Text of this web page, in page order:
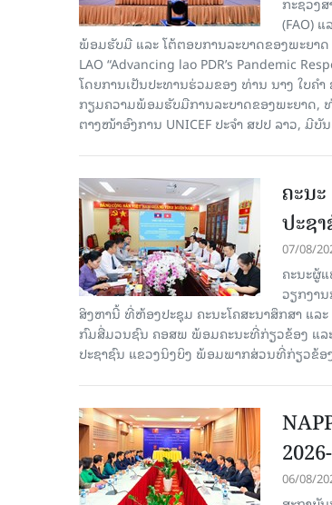
(FAO)
ພ້ອມຮັບມື ແລະ ໂຕ້ຕອບການລະບາດຂອງພະຍາ
LAO “Advancing lao PDR’s Pandemic
ໂດຍການເປັນປະທານຮ່ວມຂອງ ທ່ານ ນາງ ໃບ
ກຽມຄວາມພ້ອມຮັບມືການລະບາດຂອງພະຍາດ,
ຕາງໜ້າອົງການ UNICEF ປະຈໍາ ສປປ ລາວ,
ຄະນ
ປະຊ
07/08/
ຄະນະຜູ້
ວຽກງາ
ສິງຫານີ້ ທີ່ຫ້ອງປະຊຸມ ຄະນະໂຄສະນາສຶກສາ ແ
ກົມສື່ມວນຊົນ ຄອສພ ພ້ອມຄະນະທີ່ກ່ຽວຂ້ອງ ແ
ປະຊາຊົນ ແຂວງນິງບິງ ພ້ອມພາກສ່ວນທີ່ກ່ຽວຂ້ອ
06/08/